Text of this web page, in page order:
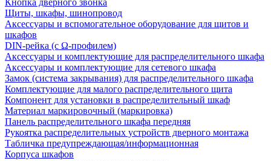
Кнопка дверного звонка
Щиты, шкафы, шинопровод
Аксессуары и вспомогательное оборудование для щитов и
шкафов
DIN-рейка (с Ω-профилем)
Аксессуары и комплектующие для распределительного шкафа
Аксессуары и комплектующие для сетевого шкафа
Замок (система закрывания) для распределительного шкафа
Комплектующие для малого распределительного щита
Компонент для установки в распределительный шкаф
Материал маркировочный (маркировка)
Панель распределительного шкафа передняя
Рукоятка распределительных устройств дверного монтажа
Табличка предупреждающая/информационная
Корпуса шкафов